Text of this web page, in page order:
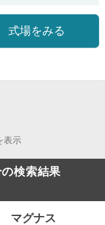
式場をみる
表示
検索結果
マグナス